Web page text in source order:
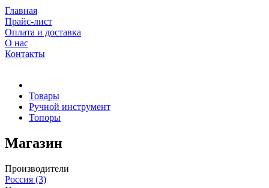
Главная
Прайс-лист
Оплата и доставка
О нас
Контакты
Товары
Ручной инструмент
Топоры
Магазин
Производители
Россия (3)